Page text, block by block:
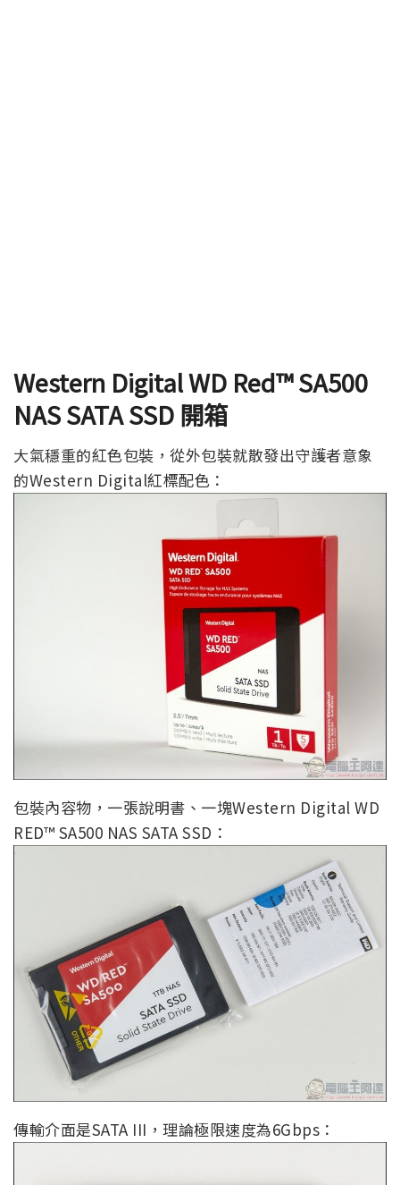
Western Digital WD Red™ SA500
NAS SATA SSD 開箱
大氣穩重的紅色包裝，從外包裝就散發出守護者意象
的Western Digital紅標配色：
包裝內容物，一張說明書、一塊Western Digital WD
RED™ SA500 NAS SATA SSD：
傳輸介面是SATA III，理論極限速度為6Gbps：